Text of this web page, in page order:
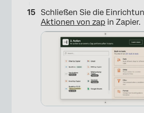
Schließen Sie die
Aktionen von zap in Zapier.